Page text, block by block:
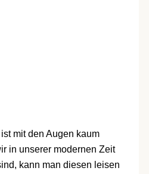
mit den Augen kaum
in unserer modernen Zeit
kann man diesen leisen